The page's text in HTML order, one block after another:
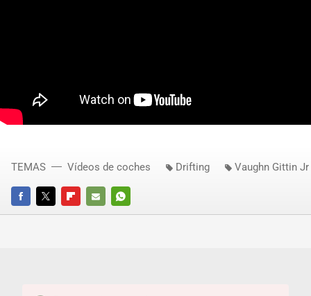
FACEBOOKTWITTERFLIPBOARD
E-
WHATSAPP
TEMAS Vídeos de coches Drifting Vaughn Gittin Jr